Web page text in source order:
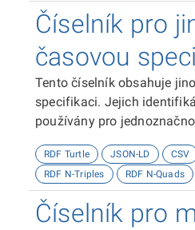
Číselník pro
časovou
Tento číselník obsahuje
specifikaci. Jejich
používány pro
RDF Turtle JSON-LD CSV
RDF N-Triples
RDF N-Quads
Číselník pro